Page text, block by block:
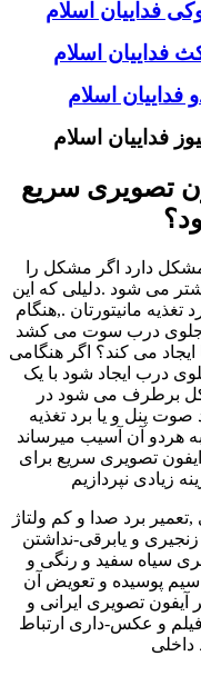
فداییان اسلام
فداییان اسلام
فداییان اسلام
فداییان اسلام
تصویری سریع
دارد اگر مشکل را
می شود .دلیلی که این
مانیتورتان .,هنگام
جلوی درب سوت می کشد
می کند؟ اگر هنگامی
درب ایجاد شود با یک
برطرف می شود در
پنل و یا برد تغذیه
هردو آن آسیب میرساند
تصویری سریع برای
زیادی نپردازیم
برد صدا و کم ولتاژ
و یابرقی-نداشتن
سیاه سفید و رنگی و
پوسیده و تعویض آن
آیفون تصویری ایرانی و
و عکس-داری ارتباط
داخلی